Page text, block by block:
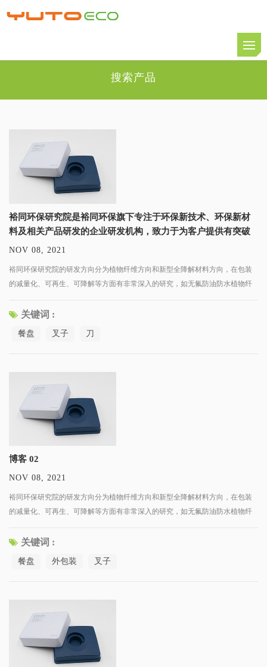
搜索产品
裕同环保研究院是裕同环保旗下专注于环保新技术、环保新材
料及相关产品研发的企业研发机构，致力于为客户提供有突破
性的创新环保包装解决方案。
NOV 08, 2021
裕同环保研究院的研发方向分为植物纤维方向和新型全降解材料方向，在包装
的减量化、可再生、可降解等方面有非常深入的研究，如无氟防油防水植物纤
了来自材料科学、包装工程、智能包装技术等交叉领域的专家和人才，
关键词 :
餐盘 叉子 刀
博客 02
NOV 08, 2021
裕同环保研究院的研发方向分为植物纤维方向和新型全降解材料方向，在包装
的减量化、可再生、可降解等方面有非常深入的研究，如无氟防油防水植物纤
了来自材料科学、包装工程、智能包装技术等交叉领域的专家和人才，
关键词 :
餐盘 外包装 叉子